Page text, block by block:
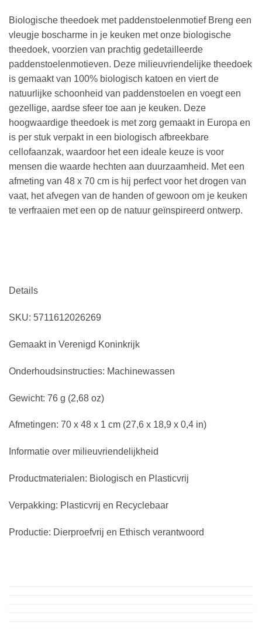
Biologische theedoek met paddenstoelenmotief Breng een
vleugje boscharme in je keuken met onze biologische
theedoek, voorzien van prachtig gedetailleerde
paddenstoelenmotieven. Deze milieuvriendelijke theedoek
is gemaakt van 100% biologisch katoen en viert de
natuurlijke schoonheid van paddenstoelen en voegt een
gezellige, aardse sfeer toe aan je keuken. Deze
hoogwaardige theedoek is met zorg gemaakt in Europa en
is per stuk verpakt in een biologisch afbreekbare
cellofaanzak, waardoor het een ideale keuze is voor
mensen die waarde hechten aan duurzaamheid. Met een
afmeting van 48 x 70 cm is hij perfect voor het drogen van
vaat, het afvegen van de handen of gewoon om je keuken
te verfraaien met een op de natuur geïnspireerd ontwerp.
Details
SKU: 5711612026269
Gemaakt in Verenigd Koninkrijk
Onderhoudsinstructies: Machinewassen
Gewicht: 76 g (2,68 oz)
Afmetingen: 70 x 48 x 1 cm (27,6 x 18,9 x 0,4 in)
Informatie over milieuvriendelijkheid
Productmaterialen: Biologisch en Plasticvrij
Verpakking: Plasticvrij en Recyclebaar
Productie: Dierproefvrij en Ethisch verantwoord